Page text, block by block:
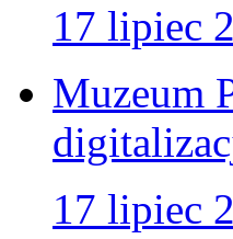
17 lipiec
Muzeum
17 lipiec